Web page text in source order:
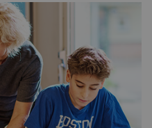
elevhälsoarbete
former